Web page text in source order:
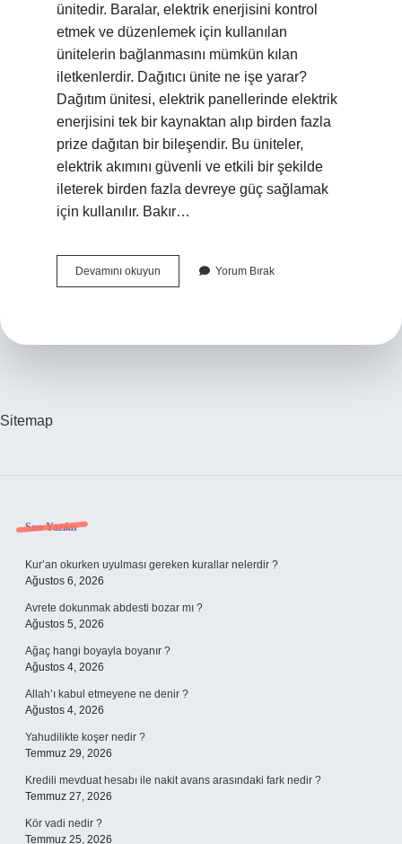
ünitedir. Baralar, elektrik enerjisini kontrol
etmek ve düzenlemek için kullanılan
ünitelerin bağlanmasını mümkün kılan
iletkenlerdir. Dağıtıcı ünite ne işe yarar?
Dağıtım ünitesi, elektrik panellerinde elektrik
enerjisini tek bir kaynaktan alıp birden fazla
prize dağıtan bir bileşendir. Bu üniteler,
elektrik akımını güvenli ve etkili bir şekilde
ileterek birden fazla devreye güç sağlamak
için kullanılır. Bakır…
Devamını okuyun
Bara
Yorum Bırak
Sitemap
Sidebar
Son Yazılar
Kur’an okurken uyulması gereken kurallar nelerdir ?
Ağustos 6, 2026
Avrete dokunmak abdesti bozar mı ?
Ağustos 5, 2026
Ağaç hangi boyayla boyanır ?
Ağustos 4, 2026
Allah’ı kabul etmeyene ne denir ?
Ağustos 4, 2026
Yahudilikte koşer nedir ?
Temmuz 29, 2026
Kredili mevduat hesabı ile nakit avans arasındaki fark nedir ?
Temmuz 27, 2026
Kör vadi nedir ?
Temmuz 25, 2026